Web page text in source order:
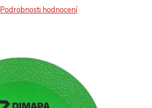
Podrobnosti hodnocení